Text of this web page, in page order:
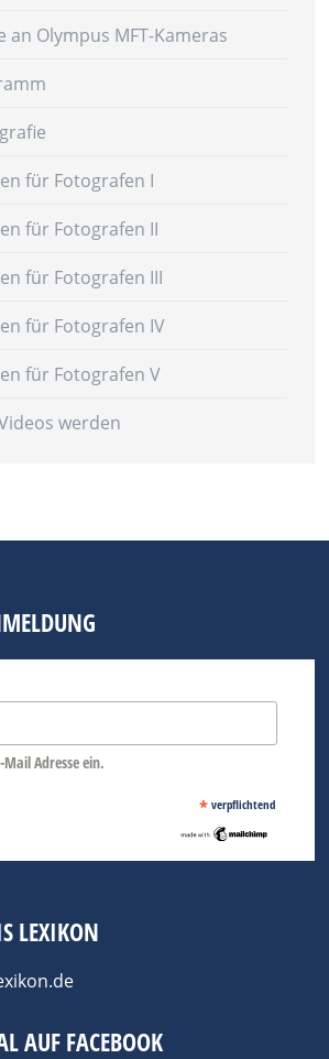
an Olympus MFT-Kameras
für Fotografen I
für Fotografen II
für Fotografen III
für Fotografen IV
für Fotografen V
werden
Adresse ein.
* verpflichtend
LEXIKON
AUF FACEBOOK